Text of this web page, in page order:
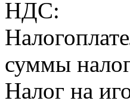
НДС:
суммы
Налог на